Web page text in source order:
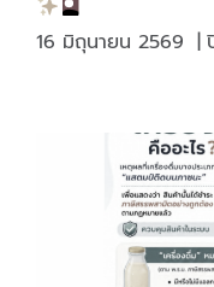
16 มิถุนายน 2569 |